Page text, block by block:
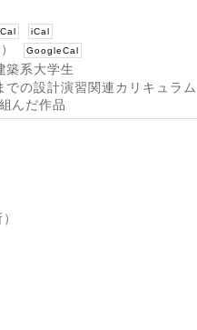
iCal
GoogleCal
築系大学生
での設計演習関連カリキュラム
んだ作品